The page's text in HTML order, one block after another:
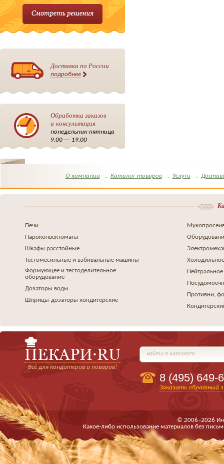
Доставка по России
подробнее
Обработка заказов
и консультация
понедельник-пятница
9.00 — 19.00
О компании Каталог товаров Услуги
Печи
Пароконвектоматы
Шкафы расстойные
Тестомесильные и взбивальные машины
Формующее и тестоделительное
оборудование
Дозаторы воды
Шприцы-дозаторы кондитерские
Противни,
Всё для кондитеров и поваров!
найти в каталоге
8 (495) 649-
Заказать обратный
© 2006–2026
Какое-либо использование материалов без